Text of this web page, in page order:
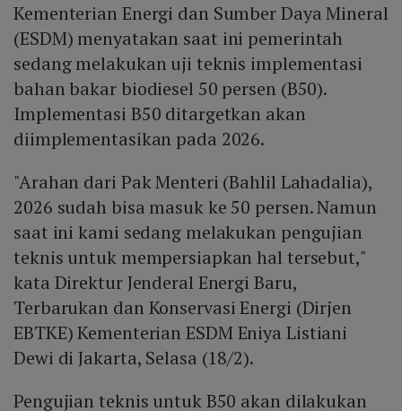
Kementerian Energi dan Sumber Daya Mineral
(ESDM) menyatakan saat ini pemerintah
sedang melakukan uji teknis implementasi
bahan bakar biodiesel 50 persen (B50).
Implementasi B50 ditargetkan akan
diimplementasikan pada 2026.
"Arahan dari Pak Menteri (Bahlil Lahadalia),
2026 sudah bisa masuk ke 50 persen. Namun
saat ini kami sedang melakukan pengujian
teknis untuk mempersiapkan hal tersebut,"
kata Direktur Jenderal Energi Baru,
Terbarukan dan Konservasi Energi (Dirjen
EBTKE) Kementerian ESDM Eniya Listiani
Dewi di Jakarta, Selasa (18/2).
Pengujian teknis untuk B50 akan dilakukan